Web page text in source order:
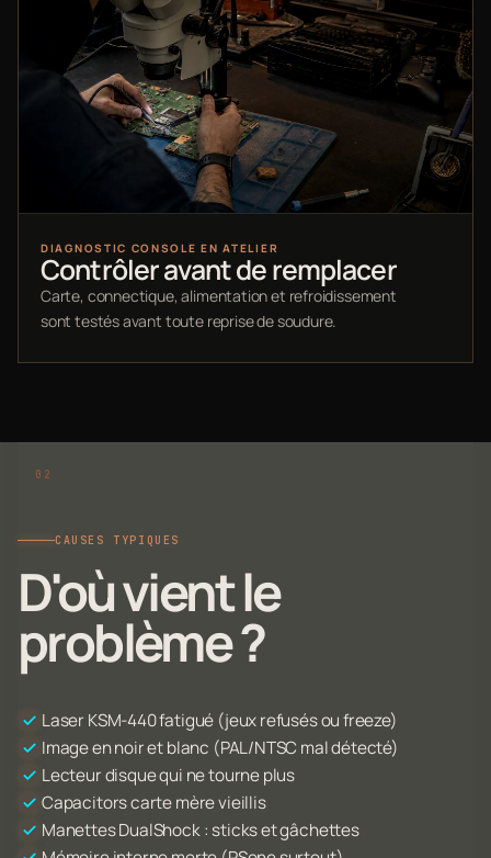
DIAGNOSTIC CONSOLE EN ATELIER
Contrôler avant de remplacer
Carte, connectique, alimentation et refroidissement
sont testés avant toute reprise de soudure.
CAUSES TYPIQUES
D'où vient le
problème ?
Laser KSM-440 fatigué (jeux refusés ou freeze)
Image en noir et blanc (PAL/NTSC mal détecté)
Lecteur disque qui ne tourne plus
Capacitors carte mère vieillis
Manettes DualShock : sticks et gâchettes